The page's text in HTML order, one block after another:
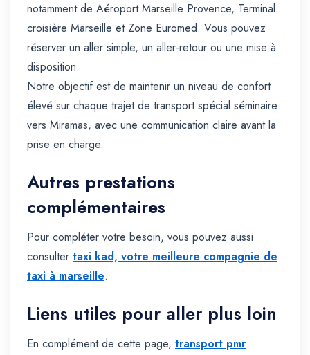
notamment de Aéroport Marseille Provence, Terminal
croisière Marseille et Zone Euromed. Vous pouvez
réserver un aller simple, un aller-retour ou une mise à
disposition.
Notre objectif est de maintenir un niveau de confort
élevé sur chaque trajet de transport spécial séminaire
vers Miramas, avec une communication claire avant la
prise en charge.
Autres prestations
complémentaires
Pour compléter votre besoin, vous pouvez aussi
consulter taxi kad, votre meilleure compagnie de
taxi à marseille.
Liens utiles pour aller plus loin
En complément de cette page, transport pmr